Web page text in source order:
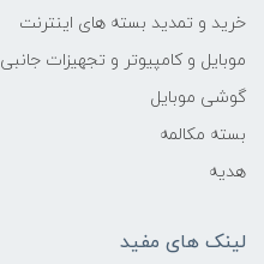
خرید و تمدید بسته های اینترنت
موبایل و کامپیوتر و تجهیزات جانبی
گوشی موبایل
بسته مکالمه
هدیه
لینک های مفید